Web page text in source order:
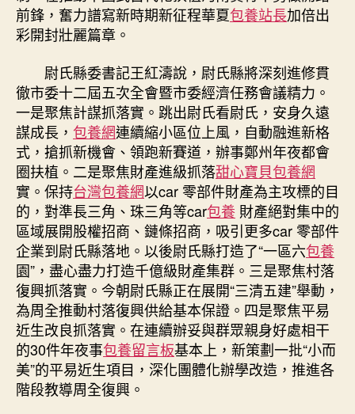
經
濟
會
議
精
力
在
覓
包
養
網
全
市
惹
起
熱
鬧
反
應〉
中
前鋒，奮力譜寫新時期新征程華夏包養站長加倍出
彩開封壯麗篇章。
尉氏縣委書記王紅濤說，尉氏縣將深刻進修貫
徹市委十二屆五次全會暨市委經濟任務會議精力。
一是聚焦計謀抓落實。跳出尉氏看尉氏，安身久遠
謀成長， 包養網連續縮小區位上風，自動融進新格
式，搶抓新機會、領跑新賽道，辦事鄭州年夜都會
圈扶植。二是聚焦財產進級抓落甜心寶貝包養網
實。保持台灣包養網以car 零部件財產為主攻標的目
的，對準長三角、珠三角等car包養 財產絕對集中的
區域展開股權招商、鏈條招商，吸引更多car 零部件
企業到尉氏縣落地。以後尉氏縣打造了“一區六包養
園”，盡心盡力打造千億級財產集群。三是聚焦村落
復興抓落實。今朝尉氏縣正在展開“三清五建”舉動，
為周全推動村落復興供給基本保證。四是聚焦平易
近生改良抓落實。在連續辦妥與群眾親身好處相干
的30件年夜事包養留言板基本上，新策劃一批“小而
美”的平易近生項目，深化團體化辦學改造，推進各
階段教導周全復興。